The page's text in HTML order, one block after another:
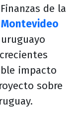
de la
Montevideo
impacto
sobre